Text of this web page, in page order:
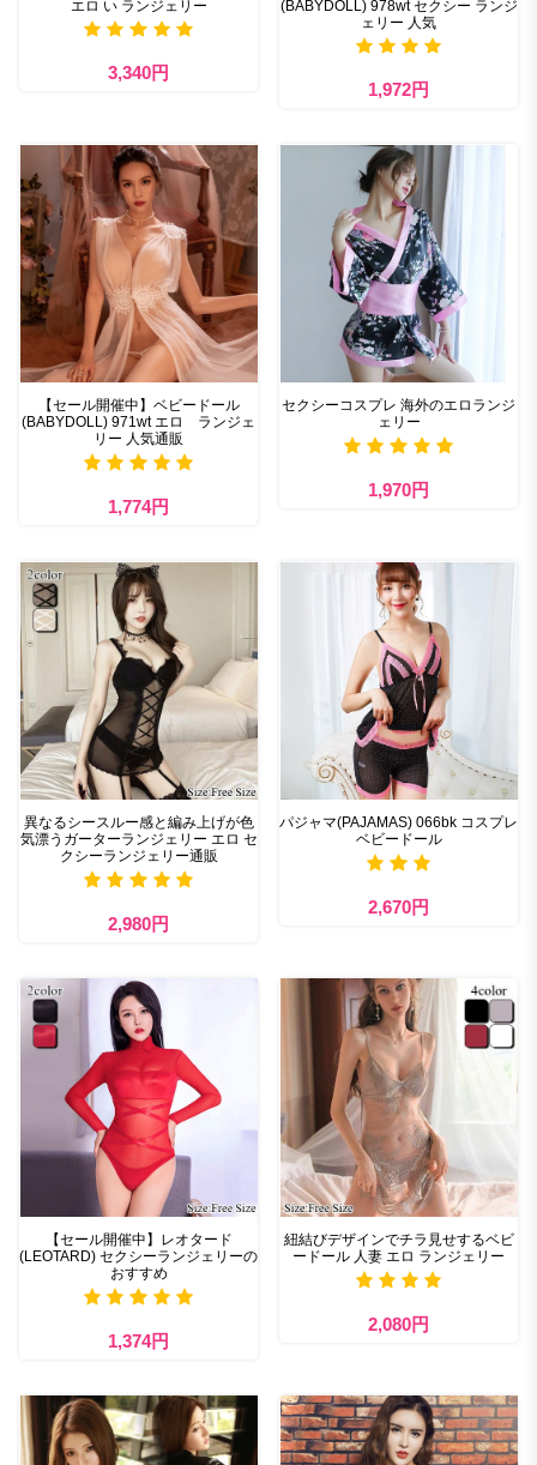
エロ い ランジェリー
3,340円
(BABYDOLL) 978wt セクシー ランジ
ェリー 人気
1,972円
【セール開催中】ベビードール
(BABYDOLL) 971wt エロ ランジェ
リー 人気通販
1,774円
セクシーコスプレ 海外のエロランジ
ェリー
1,970円
異なるシースルー感と編み上げが色
気漂うガーターランジェリー エロ セ
クシーランジェリー通販
2,980円
パジャマ(PAJAMAS) 066bk コスプレ
ベビードール
2,670円
【セール開催中】レオタード
(LEOTARD) セクシーランジェリーの
おすすめ
1,374円
紐結びデザインでチラ見せするベビ
ードール 人妻 エロ ランジェリー
2,080円